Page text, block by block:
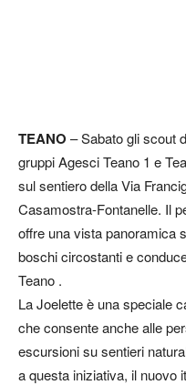
TEANO – Sabato gli scout
gruppi Agesci Teano 1 e
sul sentiero della Via
Casamostra-Fontanelle. Il
offre una vista panoramica
boschi circostanti e
Teano .
La Joelette è una speciale
che consente anche alle
escursioni su sentieri
a questa iniziativa, il nuovo